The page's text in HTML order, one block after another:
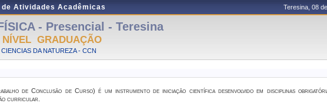
Atividades Acadêmicas Teresina, 08
- Presencial - Teresina
GRADUAÇÃO
DA NATUREZA - CCN
de Conclusão de Curso) é um instrumento de iniciação científica desenvolvido em disciplinas
curricular.